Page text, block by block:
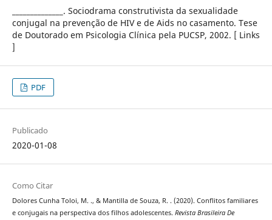
______________. Sociodrama construtivista da sexualidade
conjugal na prevenção de HIV e de Aids no casamento. Tese
de Doutorado em Psicologia Clínica pela PUCSP, 2002. [ Links
]
PDF
Publicado
2020-01-08
Como Citar
Dolores Cunha Toloi, M. ., & Mantilla de Souza, R. . (2020). Conflitos familiares
e conjugais na perspectiva dos filhos adolescentes. Revista Brasileira De